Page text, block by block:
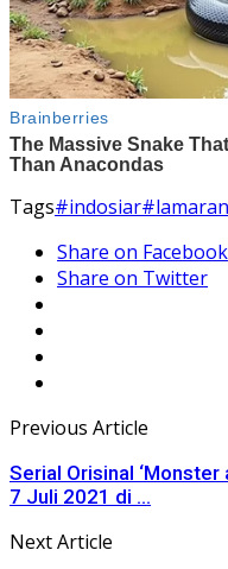
Tags#indosiar#lamaran
Share on Facebook
Share on Twitter
Previous Article
Serial Orisinal
7 Juli 2021 di ...
Next Article